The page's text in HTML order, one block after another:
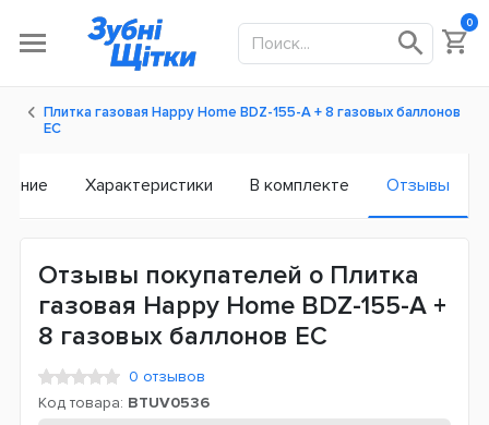
0
Плитка газовая Happy Home BDZ-155-A + 8 газовых баллонов
ЕС
Характеристики В комплекте Отзывы
Отзывы покупателей о Плитка
газовая Happy Home BDZ-155-A +
8 газовых баллонов ЕС
0 отзывов
Код товара: BTUV0536